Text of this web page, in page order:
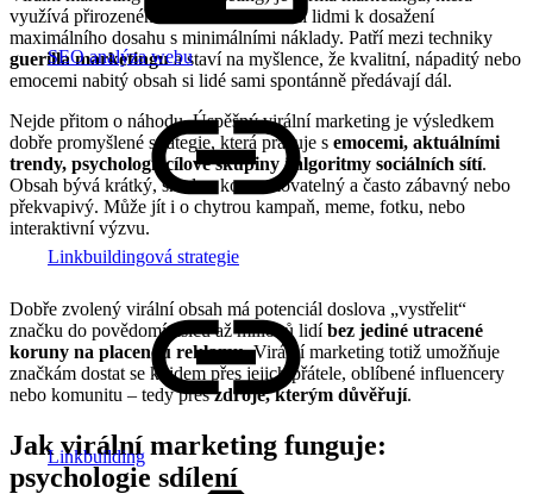
SEO analýza webu
Linkbuildingová strategie
Linkbuilding
využívá přirozeného šíření obsahu mezi lidmi k dosažení
maximálního dosahu s minimálními náklady. Patří mezi techniky
guerilla marketingua staví na myšlence, že kvalitní, nápaditý nebo
emocemi nabitý obsah si lidé sami spontánně předávají dál.
Nejde přitom o náhodu. Úspěšný virální marketing je výsledkem
dobře promyšlené strategie, která pracuje s emocemi, aktuálními
trendy, psychologií cílové skupinyi algoritmy sociálních sítí.
Obsah bývá krátký, snadno konzumovatelný a často zábavný nebo
překvapivý. Může jít i o chytrou kampaň, meme, fotku, nebo
interaktivní výzvu.
Dobře zvolený virální obsah má potenciál doslova „vystřelit“
značku do povědomí tisíců až milionů lidíbez jediné utracené
koruny na placenou reklamu. Virální marketing totiž umožňuje
značkám dostat se k lidem přes jejich přátele, oblíbené influencery
nebo komunitu – tedy přeszdroje, kterým důvěřují.
Jak virální marketing funguje:
psychologie sdílení